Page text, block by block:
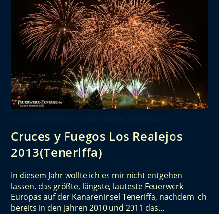
Cruces y Fuegos Los Realejos
2013(Teneriffa)
In diesem Jahr wollte ich es mir nicht entgehen
lassen, das größte, längste, lauteste Feuerwerk
Europas auf der Kanareninsel Teneriffa, nachdem ich
bereits in den Jahren 2010 und 2011 das…